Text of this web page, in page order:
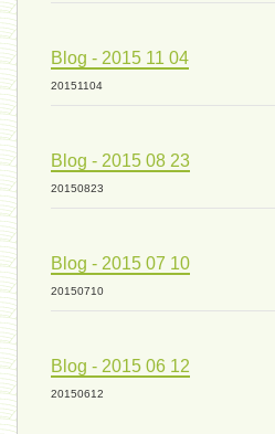
mode de production industriel 01 -
humain 06 - 6 août 2024
Blog - 2015 11 04
20151104
Blog - 2015 08 23
20150823
Blog - 2015 07 10
20150710
Blog - 2015 06 12
20150612